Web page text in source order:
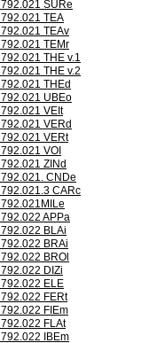
792.021 SURe
792.021 TEA
792.021 TEAv
792.021 TEMr
792.021 THE v.1
792.021 THE v.2
792.021 THEd
792.021 UBEo
792.021 VEIt
792.021 VERd
792.021 VERt
792.021 VOI
792.021 ZINd
792.021. CNDe
792.021.3 CARc
792.021MILe
792.022 APPa
792.022 BLAi
792.022 BRAi
792.022 BROl
792.022 DIZi
792.022 ELE
792.022 FERt
792.022 FIEm
792.022 FLAt
792.022 IBEm